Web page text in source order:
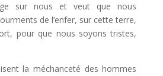
sur nous et veut que nous
de l’enfer, sur cette terre,
pour que nous soyons tristes,
la méchanceté des hommes